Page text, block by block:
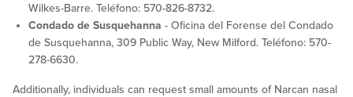
Wilkes-Barre. Teléfono: 570-826-8732.
Condado de Susquehanna - Oficina del Forense del Condado
de Susquehanna, 309 Public Way, New Milford. Teléfono: 570-
278-6630.
Additionally, individuals can request small amounts of Narcan nasal